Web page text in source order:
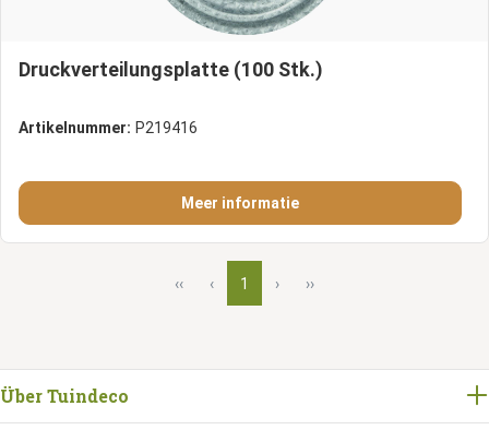
Druckverteilungsplatte (100 Stk.)
Artikelnummer: P219416
Meer informatie
‹‹ ‹ 1 › ››
Über Tuindeco